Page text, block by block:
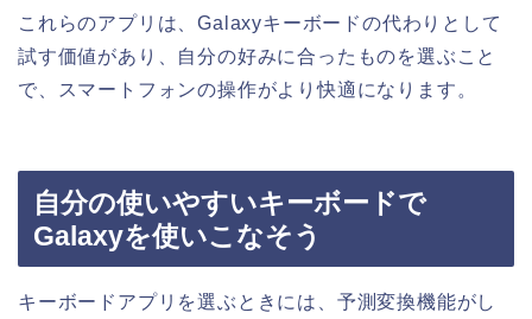
これらのアプリは、Galaxyキーボードの代わりとして
試す価値があり、自分の好みに合ったものを選ぶこと
で、スマートフォンの操作がより快適になります。
自分の使いやすいキーボードで
Galaxyを使いこなそう
キーボードアプリを選ぶときには、予測変換機能がし